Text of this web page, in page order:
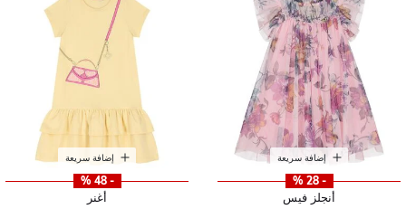
إضافة سريعة
- 28 %
أنجلز فيس
إضافة سريعة
- 48 %
أغنر